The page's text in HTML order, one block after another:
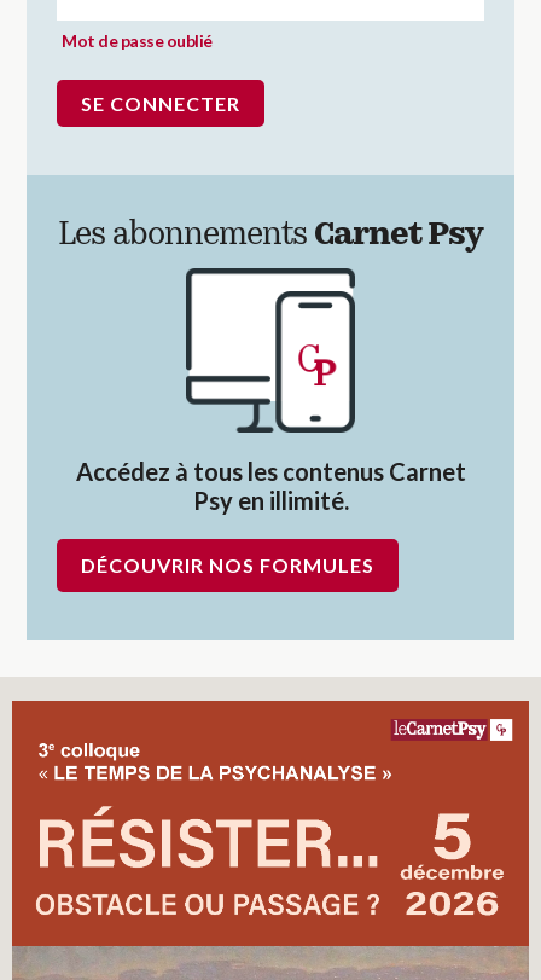
Mot de passe oublié
Les abonnements Carnet Psy
Accédez à tous les contenus Carnet
Psy en illimité.
DÉCOUVRIR NOS FORMULES